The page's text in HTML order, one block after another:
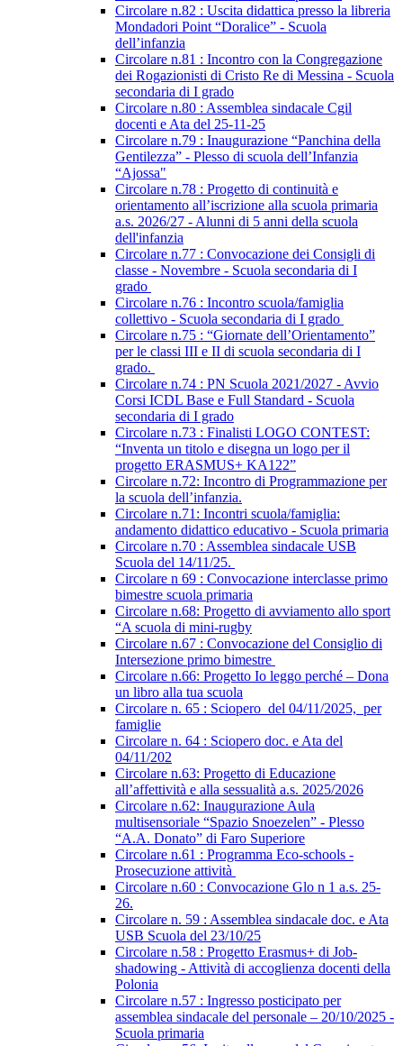
Circolare n.82 : Uscita didattica presso la libreria
Mondadori Point “Doralice” - Scuola
dell’infanzia
Circolare n.81 : Incontro con la Congregazione
dei Rogazionisti di Cristo Re di Messina - Scuola
secondaria di I grado
Circolare n.80 : Assemblea sindacale Cgil
docenti e Ata del 25-11-25
Circolare n.79 : Inaugurazione “Panchina della
Gentilezza” - Plesso di scuola dell’Infanzia
“Ajossa"
Circolare n.78 : Progetto di continuità e
orientamento all’iscrizione alla scuola primaria
a.s. 2026/27 - Alunni di 5 anni della scuola
dell'infanzia
Circolare n.77 : Convocazione dei Consigli di
classe - Novembre - Scuola secondaria di I
grado
Circolare n.76 : Incontro scuola/famiglia
collettivo - Scuola secondaria di I grado
Circolare n.75 : “Giornate dell’Orientamento”
per le classi III e II di scuola secondaria di I
grado.
Circolare n.74 : PN Scuola 2021/2027 - Avvio
Corsi ICDL Base e Full Standard - Scuola
secondaria di I grado
Circolare n.73 : Finalisti LOGO CONTEST:
“Inventa un titolo e disegna un logo per il
progetto ERASMUS+ KA122”
Circolare n.72: Incontro di Programmazione per
la scuola dell’infanzia.
Circolare n.71: Incontri scuola/famiglia:
andamento didattico educativo - Scuola primaria
Circolare n.70 : Assemblea sindacale USB
Scuola del 14/11/25.
Circolare n 69 : Convocazione interclasse primo
bimestre scuola primaria
Circolare n.68: Progetto di avviamento allo sport
“A scuola di mini-rugby
Circolare n.67 : Convocazione del Consiglio di
Intersezione primo bimestre
Circolare n.66: Progetto Io leggo perché – Dona
un libro alla tua scuola
Circolare n. 65 : Sciopero del 04/11/2025, per
famiglie
Circolare n. 64 : Sciopero doc. e Ata del
04/11/202
Circolare n.63: Progetto di Educazione
all’affettività e alla sessualità a.s. 2025/2026
Circolare n.62: Inaugurazione Aula
multisensoriale “Spazio Snoezelen” - Plesso
“A.A. Donato” di Faro Superiore
Circolare n.61 : Programma Eco-schools -
Prosecuzione attività
Circolare n.60 : Convocazione Glo n 1 a.s. 25-
26.
Circolare n. 59 : Assemblea sindacale doc. e Ata
USB Scuola del 23/10/25
Circolare n.58 : Progetto Erasmus+ di Job-
shadowing - Attività di accoglienza docenti della
Polonia
Circolare n.57 : Ingresso posticipato per
assemblea sindacale del personale – 20/10/2025 -
Scuola primaria